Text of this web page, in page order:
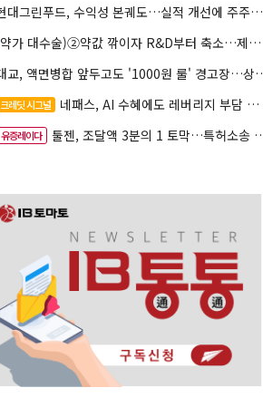
현대그린푸드, 수익성 본궤도…실적 개선에 주주환원까지
(약가 대수술)②약값 깎이자 R&D부터 축소…제약업계 비상경영 돌입
대교, 액면병합 앞두고
크레딧 시그널 네패스, AI 수혜에도 레버리지 부담 여전
유증레이다 툴젠, 조달액 3분의 1 토막…특허소송 비용부터 챙긴다